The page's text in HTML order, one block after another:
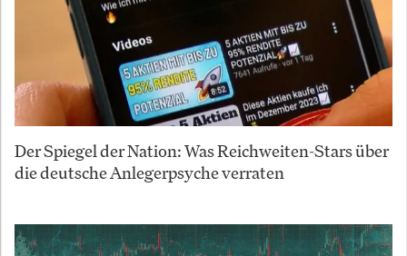
Der Spiegel der Nation: Was Reichweiten-Stars über
die deutsche Anlegerpsyche verraten